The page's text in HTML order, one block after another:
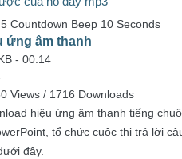
Countdown Beep 10 Seconds
ứng âm thanh
- 00:14
Views / 1716 Downloads
hiệu ứng âm thanh tiếng
tổ chức cuộc thi trả lời
đây.